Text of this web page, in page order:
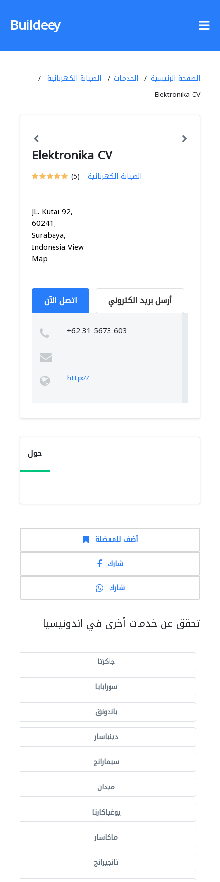
Buildeey
الصفحة الرئيسية الخدمات
الصيانة الكهربائية
Elektronika CV
Elektronika CV
(5) الصيانة الكهربائية
JL. Kutai 92,
60241,
Surabaya,
Indonesia View
Map
اتصل الآن أرسل بريد الكتروني
+62 31 5673 603
http://
حول
أضف للمفضلة
شارك
شارك
تحقق عن خدمات أخرى في اندونيسيا
جاكرتا
سورابايا
باندونق
دينباسار
سيمارانج
ميدان
يوغياكارتا
ماكاسار
تانجيرانج